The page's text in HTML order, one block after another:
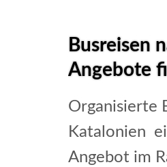
Busreisen
Angebote
Organisierte
Katalonien
Angebot im